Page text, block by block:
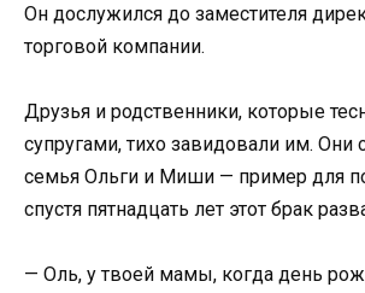
Он дослужился до заместителя
торговой компании.
Друзья и родственники, которые
супругами, тихо завидовали им. Они
семья Ольги и Миши — пример для
спустя пятнадцать лет этот брак
— Оль, у твоей мамы, когда день